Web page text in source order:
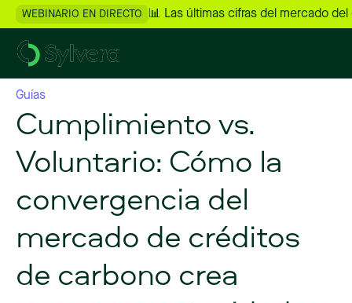
WEBINARIO EN DIRECTO 📊 Las últimas cifras del mercado
Guías
Cumplimiento vs.
Voluntario: Cómo la
convergencia del
mercado de créditos
de carbono crea